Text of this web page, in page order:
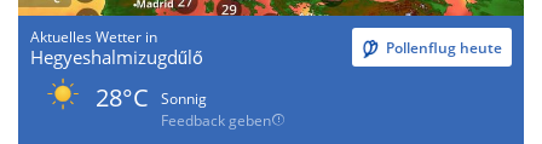
Aktuelles Wetter in
Hegyeshalmizugdűlő Pollenflug heute
28°C
Sonnig
Feedback geben